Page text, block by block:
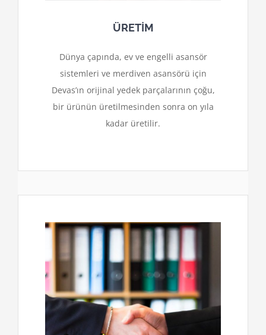
ÜRETİM
Dünya çapında, ev ve engelli asansör
sistemleri ve merdiven asansörü için
Devas’ın orijinal yedek parçalarının çoğu,
bir ürünün üretilmesinden sonra on yıla
kadar üretilir.